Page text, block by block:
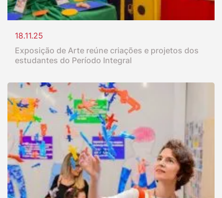
18.11.25
Exposição de Arte reúne criações e projetos dos
estudantes do Período Integral